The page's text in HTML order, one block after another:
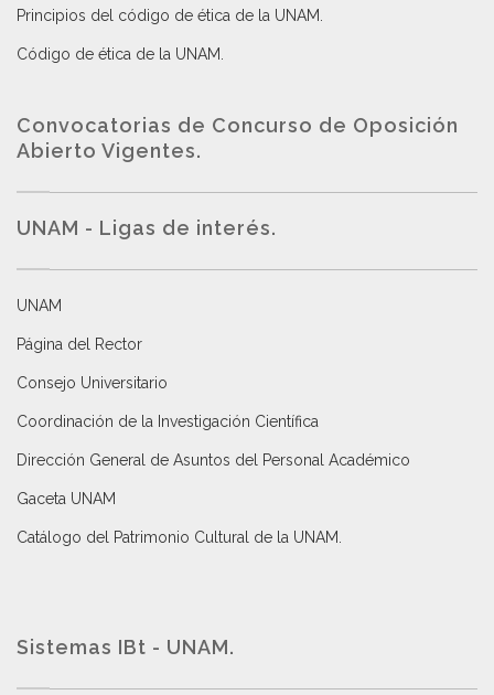
Principios del código de ética de la UNAM
Código de ética de la UNAM
Convocatorias de Concurso de Oposición
Abierto Vigentes.
UNAM - Ligas de interés.
UNAM
Página del Rector
Consejo Universitario
Coordinación de la Investigación Científica
Dirección General de Asuntos del Personal Académico
Gaceta UNAM
Catálogo del Patrimonio Cultural de la UNAM.
Sistemas IBt - UNAM.